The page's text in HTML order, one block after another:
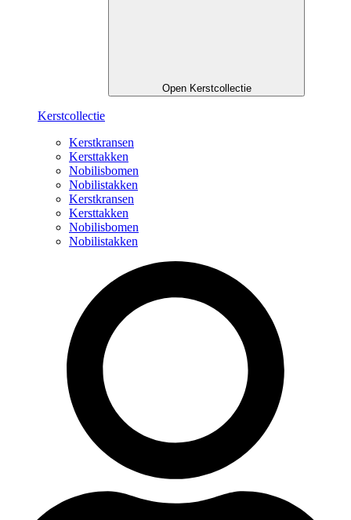
Open Kerstcollectie
Kerstcollectie
Kerstkransen
Kersttakken
Nobilisbomen
Nobilistakken
Kerstkransen
Kersttakken
Nobilisbomen
Nobilistakken